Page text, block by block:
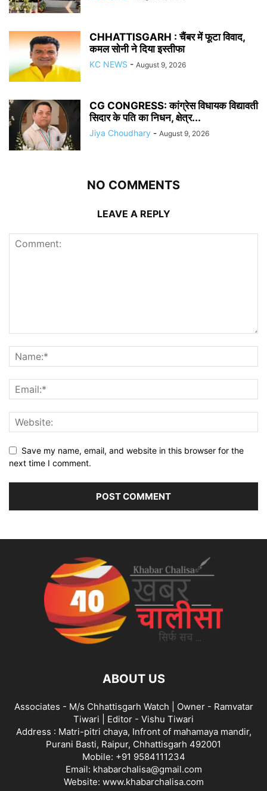
CHHATTISGARH : चैंबर में फूटा विवाद,
कमल सोनी ने दिया इस्तीफा
KC NEWS - August 9, 2026
CG CONGRESS: कांग्रेस विधायक विद्यावती
सिदार के पति का निधन, क्षेत्र...
Jiya Choudhary - August 9, 2026
NO COMMENTS
LEAVE A REPLY
Save my name, email, and website in this browser for the
next time I comment.
ABOUT US
Associates - M/s Chhattisgarh Watch | Owner - Ramvatar
Tiwari | Editor - Vishu Tiwari
Address : Matri-pitri chaya, Infront of mahamaya mandir,
Purani Basti, Raipur, Chhattisgarh 492001
Mobile: +91 9584111234
Email: khabarchalisa@gmail.com
Website: www.khabarchalisa.com